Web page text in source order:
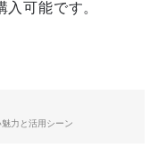
入可能です。
力と活用シーン